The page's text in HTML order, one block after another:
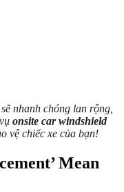
nhanh chóng lan rộng,
onsite car windshield
vệ chiếc xe của bạn!
Mean